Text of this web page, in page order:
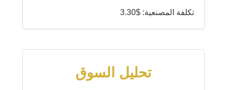
تكلفة المصنعية: $3.30
تحليل السوق